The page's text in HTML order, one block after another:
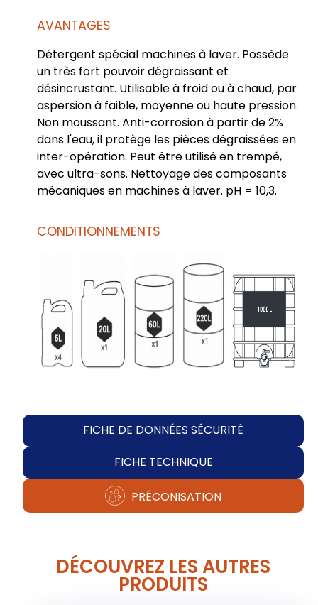
AVANTAGES
Détergent spécial machines à laver. Possède
un très fort pouvoir dégraissant et
désincrustant. Utilisable à froid ou à chaud, par
aspersion à faible, moyenne ou haute pression.
Non moussant. Anti-corrosion à partir de 2%
dans l'eau, il protège les pièces dégraissées en
inter-opération. Peut être utilisé en trempé,
avec ultra-sons. Nettoyage des composants
mécaniques en machines à laver. pH = 10,3.
CONDITIONNEMENTS
FICHE DE DONNÉES SÉCURITÉ
FICHE TECHNIQUE
PRÉCONISATION
DÉCOUVREZ LES AUTRES
PRODUITS